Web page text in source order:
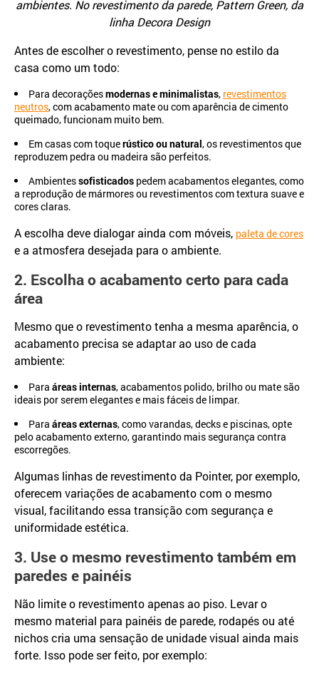
ambientes. No revestimento da parede, Pattern Green, da
linha Decora Design
Antes de escolher o revestimento, pense no estilo da
casa como um todo:
Para decoraçõesmodernas e minimalistas, revestimentos
neutros, com acabamento mate ou com aparência de cimento
queimado, funcionam muito bem.
Em casas com toquerústico ou natural, os revestimentos que
reproduzem pedra ou madeira são perfeitos.
Ambientessofisticados pedem acabamentos elegantes, como
a reprodução de mármores ou revestimentos com textura suave e
cores claras.
A escolha deve dialogar ainda com móveis, paleta de cores
e a atmosfera desejada para o ambiente.
2. Escolha o acabamento certo para cada
área
Mesmo que o revestimento tenha a mesma aparência, o
acabamento precisa se adaptar ao uso de cada
ambiente:
Para áreas internas, acabamentos polido, brilho ou mate são
ideais por serem elegantes e mais fáceis de limpar.
Para áreas externas, como varandas, decks e piscinas, opte
pelo acabamento externo, garantindo mais segurança contra
escorregões.
Algumas linhas de revestimento da Pointer, por exemplo,
oferecem variações de acabamento com o mesmo
visual, facilitando essa transição com segurança e
uniformidade estética.
3. Use o mesmo revestimento também em
paredes e painéis
Não limite o revestimento apenas ao piso. Levar o
mesmo material para painéis de parede, rodapés ou até
nichos cria uma sensação de unidade visual ainda mais
forte. Isso pode ser feito, por exemplo: